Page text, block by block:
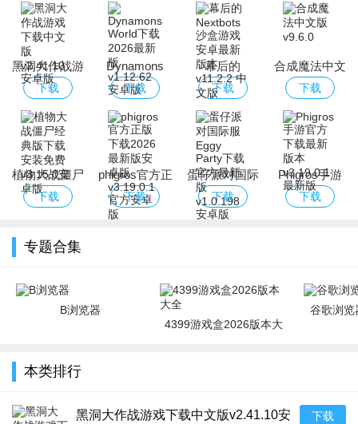
黑洞大作战游
戏下载中文版
下载
Dynamons
World下载
2026最新版
下载
幕后的
Nextbots沙盒
游戏安卓最新
版本
下载
合成魔法中文
版
下载
植物大战僵尸
经典版下载安
下载
phigros官方正
版下载2026最
新版安卓版
下载
蛋仔派对国际
服Eggy Party
下载官方最新
下载
Phigros手游
官方下载最新
下载
专题合集
B浏览器
4399游戏盒2026版本大
谷歌浏览
本类排行
黑洞大作战游戏下载中文版v2.41.10安
下载